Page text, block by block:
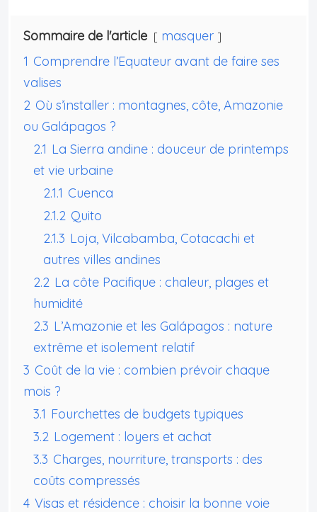
Sommaire de l'article
masquer
1 Comprendre l’Equateur avant de faire ses
valises
2 Où s’installer : montagnes, côte, Amazonie
ou Galápagos ?
2.1 La Sierra andine : douceur de printemps
et vie urbaine
2.1.1 Cuenca
2.1.2 Quito
2.1.3 Loja, Vilcabamba, Cotacachi et
autres villes andines
2.2 La côte Pacifique : chaleur, plages et
humidité
2.3 L’Amazonie et les Galápagos : nature
extrême et isolement relatif
3 Coût de la vie : combien prévoir chaque
mois ?
3.1 Fourchettes de budgets typiques
3.2 Logement : loyers et achat
3.3 Charges, nourriture, transports : des
coûts compressés
4 Visas et résidence : choisir la bonne voie